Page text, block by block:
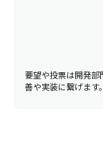
要望や投票は開発部
善や実装に繋げます。